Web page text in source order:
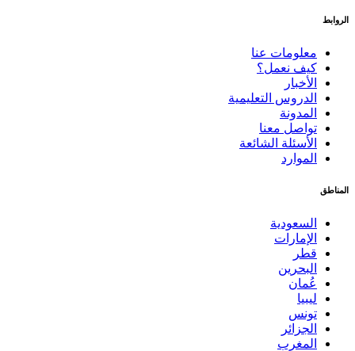
الروابط
معلومات عنا
كيف نعمل؟
الأخبار
الدروس التعليمية
المدونة
تواصل معنا
الأسئلة الشائعة
الموارد
المناطق
السعودية
الإمارات
قطر
البحرين
عُمان
ليبيا
تونس
الجزائر
المغرب